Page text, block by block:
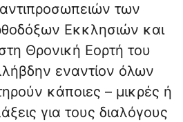
των
Εκκλησιών και
Θρονική Εορτή του
εναντίον όλων
κάποιες – μικρές ή
για τους διαλόγους